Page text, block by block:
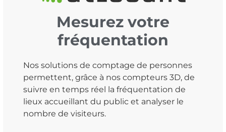
Mesurez votre
fréquentation
Nos solutions de comptage de personnes
permettent, grâce à nos compteurs 3D, de
suivre en temps réel la fréquentation de
lieux accueillant du public et analyser le
nombre de visiteurs.